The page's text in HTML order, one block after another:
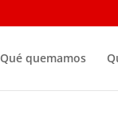
Qué quemamos